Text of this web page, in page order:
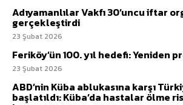
Adıyamanlılar Vakfı 30’uncu iftar
gerçekleştirdi
23 Şubat 2026
Feriköy’ün 100. yıl hedefi: Yeniden
23 Şubat 2026
ABD’nin Küba ablukasına karşı
başlatıldı: Küba’da hastalar ölme